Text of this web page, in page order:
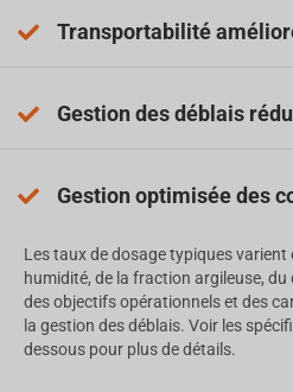
Transportabilité
Gestion des déblais
Gestion optimisée des
Les taux de dosage typiques
humidité, de la fraction argileuse,
des objectifs opérationnels et des
la gestion des déblais. Voir les
dessous pour plus de détails.